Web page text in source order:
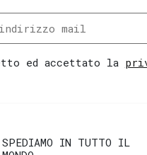
ed accettato la
SPEDIAMO IN TUTTO IL